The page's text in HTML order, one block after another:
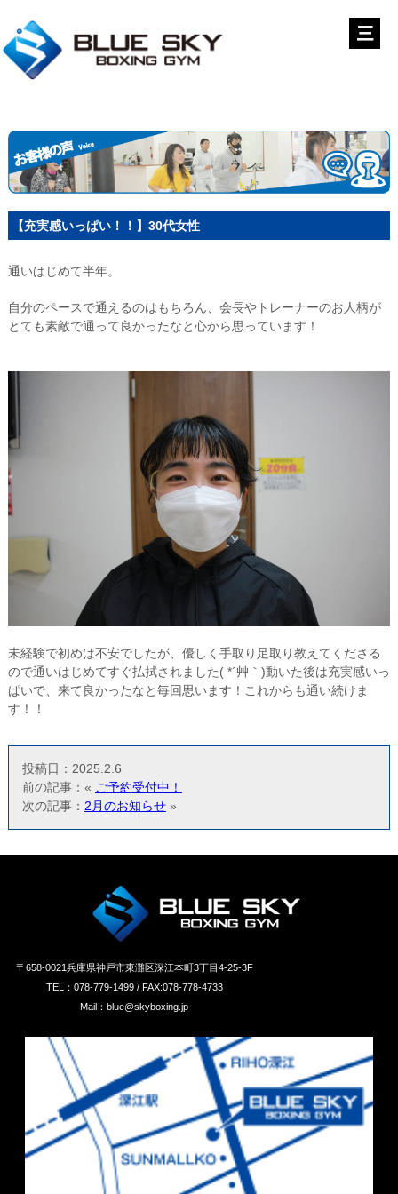
【充実感いっぱい！！】30代女性
通いはじめて半年。
自分のペースで通えるのはもちろん、会長やトレーナーのお人柄が
とても素敵で通って良かったなと心から思っています！
未経験で初めは不安でしたが、優しく手取り足取り教えてくださる
ので通いはじめてすぐ払拭されました( *´艸｀)動いた後は充実感いっ
ぱいで、来て良かったなと毎回思います！これからも通い続けま
す！！
投稿日：2025.2.6
前の記事：« ご予約受付中！
次の記事： 2月のお知らせ»
〒658‐0021兵庫県神戸市東灘区深江本町3丁目4-25-3F
TEL：078-779-1499 / FAX:078-778-4733
Mail：blue@skyboxing.jp